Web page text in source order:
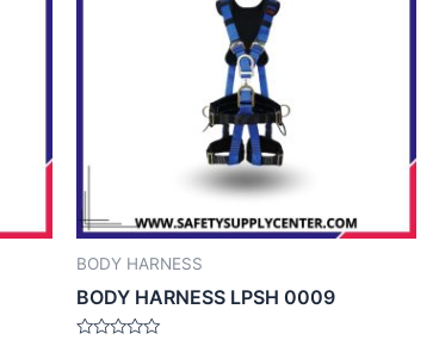
BODY HARNESS
BODY HARNESS LPSH 0009